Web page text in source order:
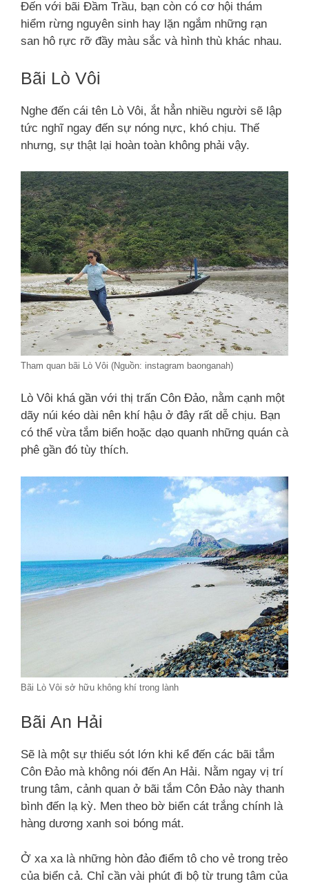
Đến với bãi Đầm Trầu, bạn còn có cơ hội thám
hiểm rừng nguyên sinh hay lặn ngắm những rạn
san hô rực rỡ đầy màu sắc và hình thù khác nhau.
Bãi Lò Vôi
Nghe đến cái tên Lò Vôi, ắt hẳn nhiều người sẽ lập
tức nghĩ ngay đến sự nóng nực, khó chịu. Thế
nhưng, sự thật lại hoàn toàn không phải vậy.
Tham quan bãi Lò Vôi (Nguồn: instagram baonganah)
Lò Vôi khá gần với thị trấn Côn Đảo, nằm cạnh một
dãy núi kéo dài nên khí hậu ở đây rất dễ chịu. Bạn
có thể vừa tắm biển hoặc dạo quanh những quán cà
phê gần đó tùy thích.
Bãi Lò Vôi sở hữu không khí trong lành
Bãi An Hải
Sẽ là một sự thiếu sót lớn khi kể đến các bãi tắm
Côn Đảo mà không nói đến An Hải. Nằm ngay vị trí
trung tâm, cảnh quan ở bãi tắm Côn Đảo này thanh
bình đến lạ kỳ. Men theo bờ biển cát trắng chính là
hàng dương xanh soi bóng mát.
Ở xa xa là những hòn đảo điểm tô cho vẻ trong trẻo
của biển cả. Chỉ cần vài phút đi bộ từ trung tâm của